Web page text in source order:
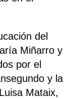
del
Miñarro y
por el
y la
Mataix,